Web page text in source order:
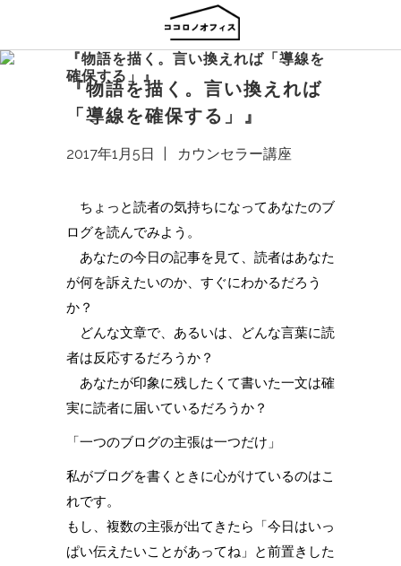
『物語を描く。言い換えれば「導線を
確保する」』
『物語を描く。言い換えれば
「導線を確保する」』
2017年1月5日 カウンセラー講座
ちょっと読者の気持ちになってあなたのブ
ログを読んでみよう。
あなたの今日の記事を見て、読者はあなた
が何を訴えたいのか、すぐにわかるだろう
か？
どんな文章で、あるいは、どんな言葉に読
者は反応するだろうか？
あなたが印象に残したくて書いた一文は確
実に読者に届いているだろうか？
「一つのブログの主張は一つだけ」
私がブログを書くときに心がけているのはこ
れです。
もし、複数の主張が出てきたら「今日はいっ
ぱい伝えたいことがあってね」と前置きした